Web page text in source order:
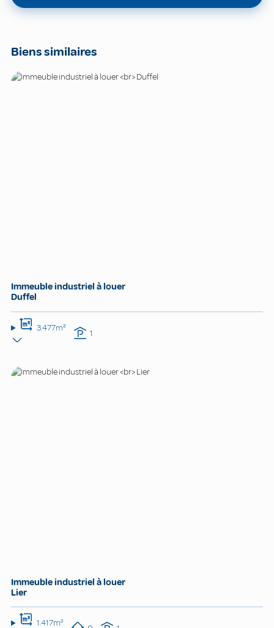
Biens similaires
Immeuble industriel à louer
Duffel
3.477m² 1
Immeuble industriel à louer
Lier
1.417m²